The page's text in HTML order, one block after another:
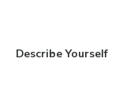
Describe Yourself